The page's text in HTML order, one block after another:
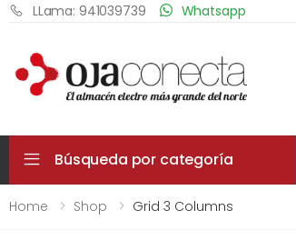
LLama: 941039739 Whatsapp
Búsqueda por categoría
Home Shop Grid 3 Columns